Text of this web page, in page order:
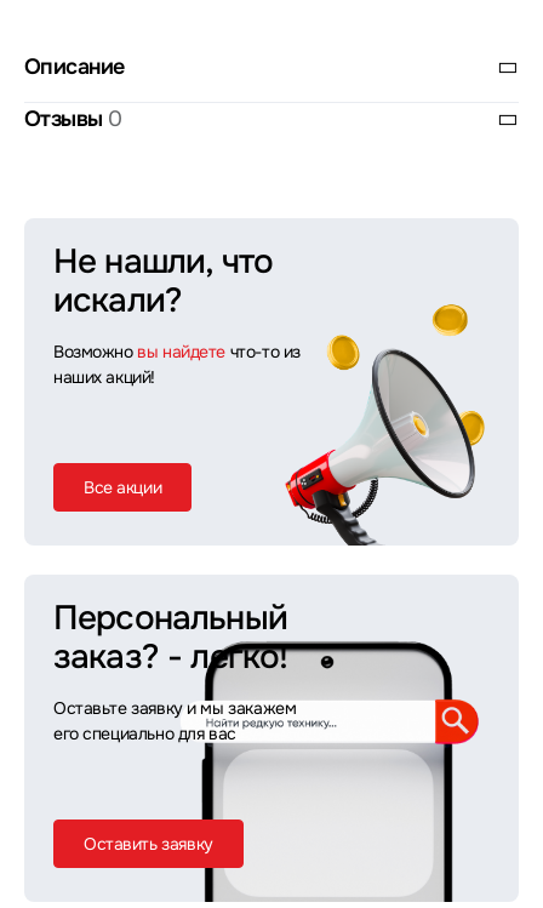
Описание
Отзывы 0
Не нашли, что
искали?
Возможно вы найдете что-то из
наших акций!
Все акции
Персональный
заказ? - легко!
Оставьте заявку и мы закажем
его специально для вас
Оставить заявку